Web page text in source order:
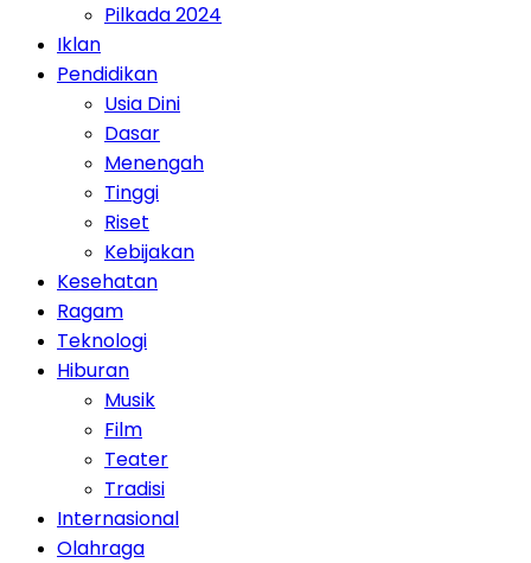
Pilkada 2024
Iklan
Pendidikan
Usia Dini
Dasar
Menengah
Tinggi
Riset
Kebijakan
Kesehatan
Ragam
Teknologi
Hiburan
Musik
Film
Teater
Tradisi
Internasional
Olahraga